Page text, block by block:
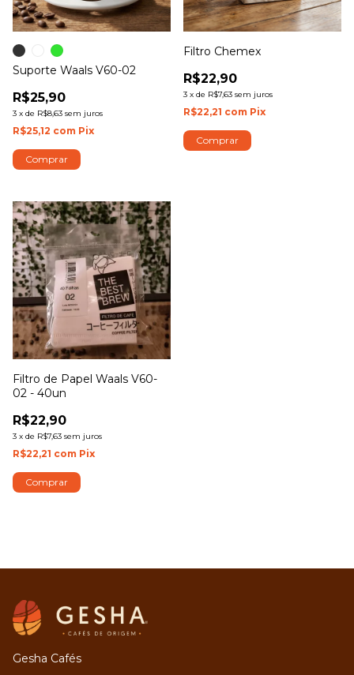
Suporte Waals V60-02
R$25,90
3 x de R$8,63 sem juros
R$25,12 com Pix
Comprar
Filtro Chemex
R$22,90
3 x de R$7,63 sem juros
R$22,21 com Pix
Filtro de Papel Waals V60-
02 - 40un
R$22,90
3 x de R$7,63 sem juros
R$22,21 com Pix
Gesha Cafés